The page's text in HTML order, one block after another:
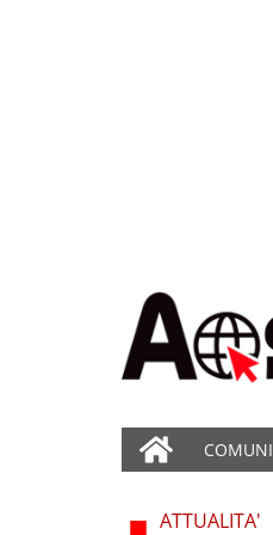
COMUNI
ATTUALITA'